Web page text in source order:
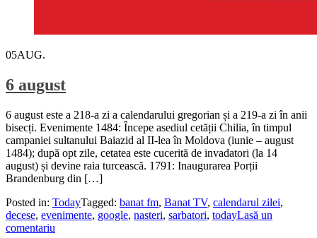
05AUG.
6 august
6 august este a 218-a zi a calendarului gregorian și a 219-a zi în anii
bisecți. Evenimente 1484: Începe asediul cetății Chilia, în timpul
campaniei sultanului Baiazid al II-lea în Moldova (iunie – august
1484); după opt zile, cetatea este cucerită de invadatori (la 14
august) și devine raia turcească. 1791: Inaugurarea Porții
Brandenburg din […]
Posted in: TodayTagged: banat fm, Banat TV, calendarul zilei,
decese, evenimente, google, nasteri, sarbatori, todayLasă un
comentariu